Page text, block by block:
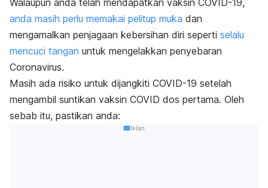
Walaupun anda telah mendapatkan vaksin COVID-19,
anda masih perlu memakai pelitup muka dan
mengamalkan penjagaan kebersihan diri seperti selalu
mencuci tangan untuk mengelakkan penyebaran
Coronavirus.
Masih ada risiko untuk dijangkiti COVID-19 setelah
mengambil suntikan vaksin COVID dos pertama. Oleh
sebab itu, pastikan anda:
Iklan